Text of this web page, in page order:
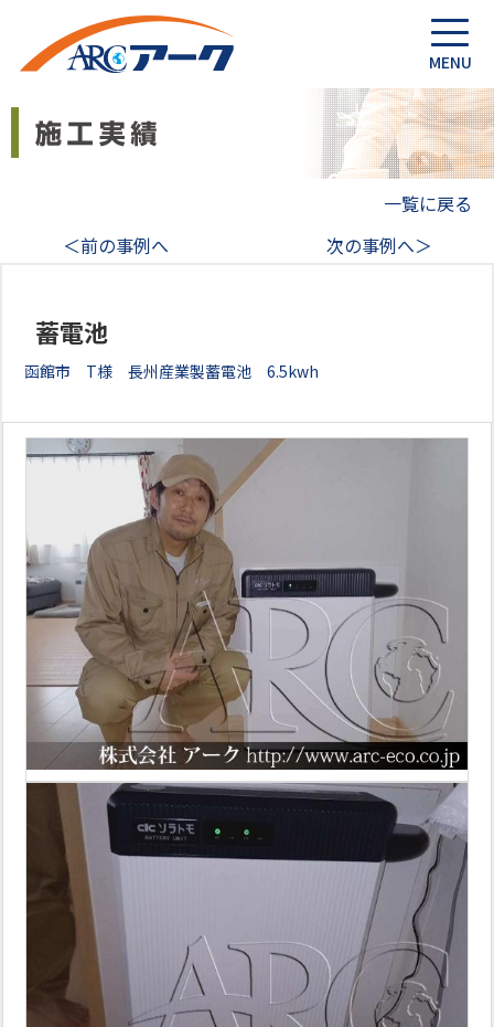
一覧に戻る
＜前の事例へ
次の事例へ＞
蓄電池
函館市 T様 長州産業製蓄電池 6.5kwh